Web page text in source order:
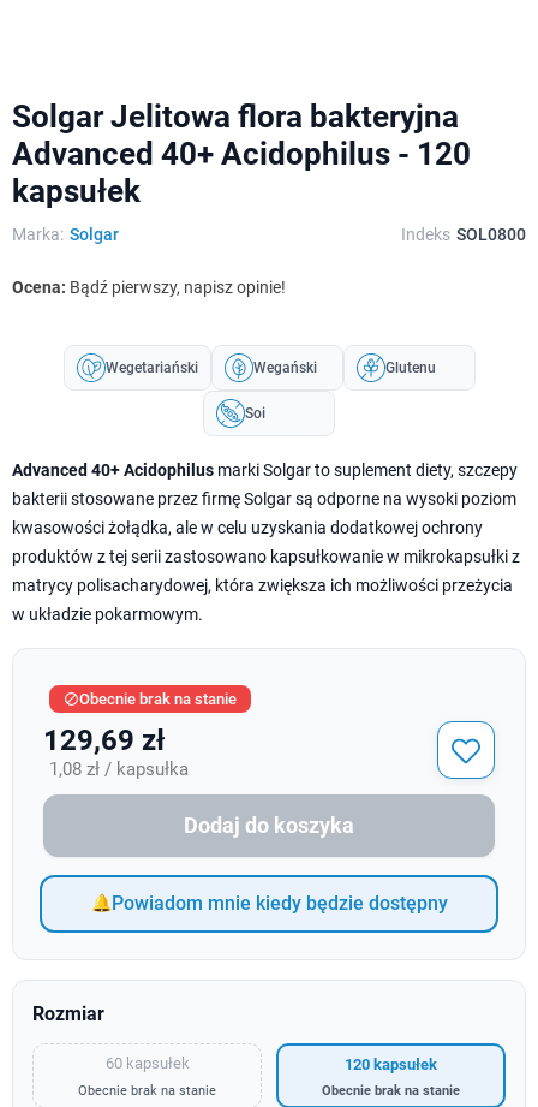
Solgar Jelitowa flora bakteryjna
Advanced 40+ Acidophilus - 120
kapsułek
Marka: Solgar Indeks SOL0800
Ocena: Bądź pierwszy, napisz opinie!
Wegetariański Wegański Glutenu
Soi
Advanced 40+ Acidophilus marki Solgar to suplement diety, szczepy
bakterii stosowane przez firmę Solgar są odporne na wysoki poziom
kwasowości żołądka, ale w celu uzyskania dodatkowej ochrony
produktów z tej serii zastosowano kapsułkowanie w mikrokapsułki z
matrycy polisacharydowej, która zwiększa ich możliwości przeżycia
w układzie pokarmowym.
Obecnie brak na stanie
129,69 zł
1,08 zł / kapsułka
Dodaj do koszyka
Powiadom mnie kiedy będzie dostępny
Rozmiar
60 kapsułek
Obecnie brak na stanie
120 kapsułek
Obecnie brak na stanie